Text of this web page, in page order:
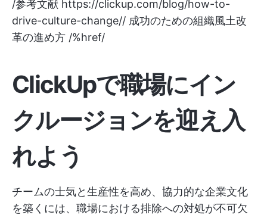
/参考文献 https://clickup.com/blog/how-to-
drive-culture-change// 成功のための組織風土改
革の進め方 /%href/
ClickUpで職場にイン
クルージョンを迎え入
れよう
チームの士気と生産性を高め、協力的な企業文化
を築くには、職場における排除への対処が不可欠